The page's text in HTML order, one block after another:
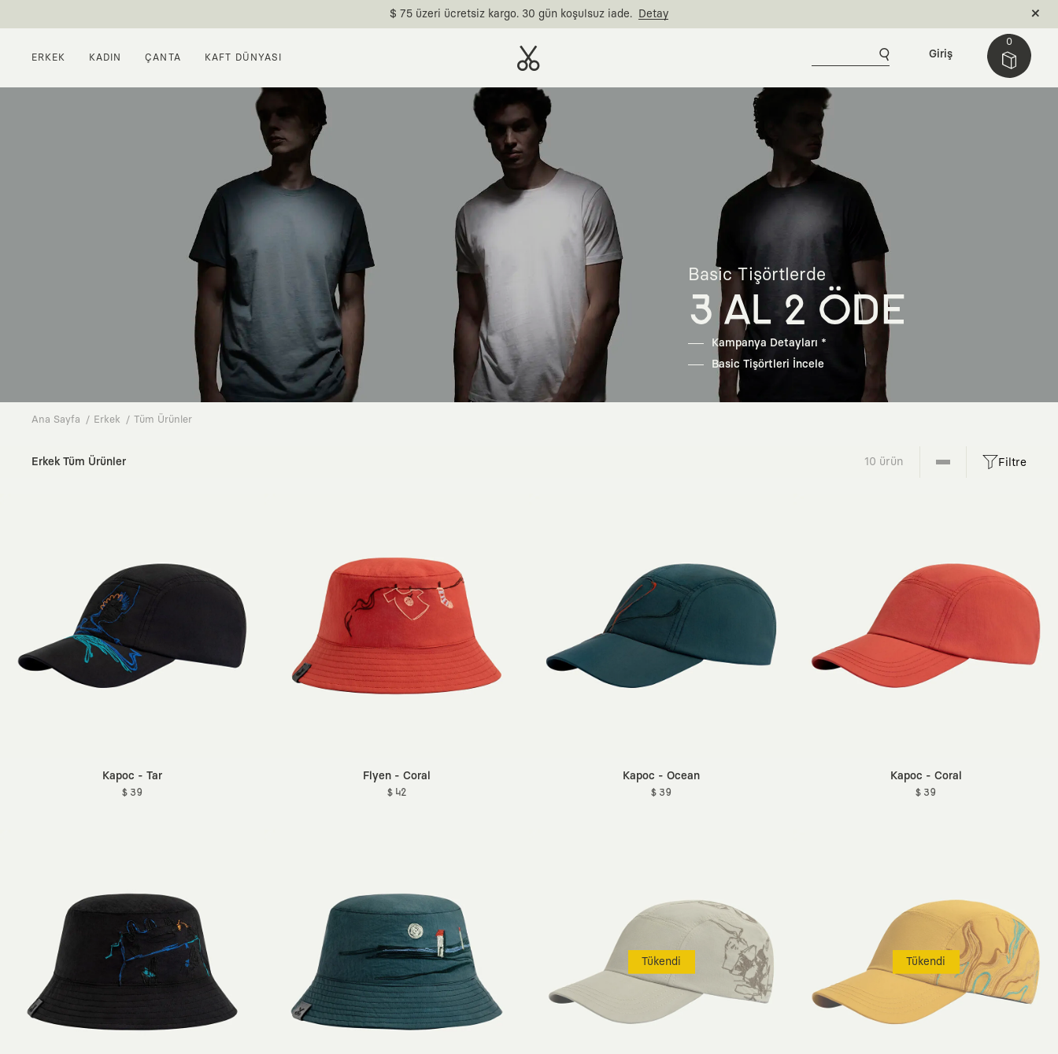
$ 75 üzeri ücretsiz kargo. 30 gün koşulsuz iade. Detay
ERKEK KADIN ÇANTA KAFT DÜNYASI
0
Giriş
Basic Tişörtlerde
3 AL 2 ÖDE
Kampanya Detayları *
Basic Tişörtleri İncele
Ana Sayfa Erkek Tüm Ürünler
Erkek Tüm Ürünler 10 ürün Filtre
Kapoc - Tar
$ 39
Flyen - Coral
$ 42
Kapoc - Ocean
$ 39
Kapoc - Coral
$ 39
Tükendi Tükendi